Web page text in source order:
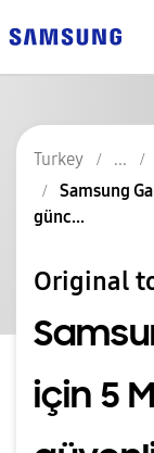
Turkey
Samsung
günc...
Original
için 5